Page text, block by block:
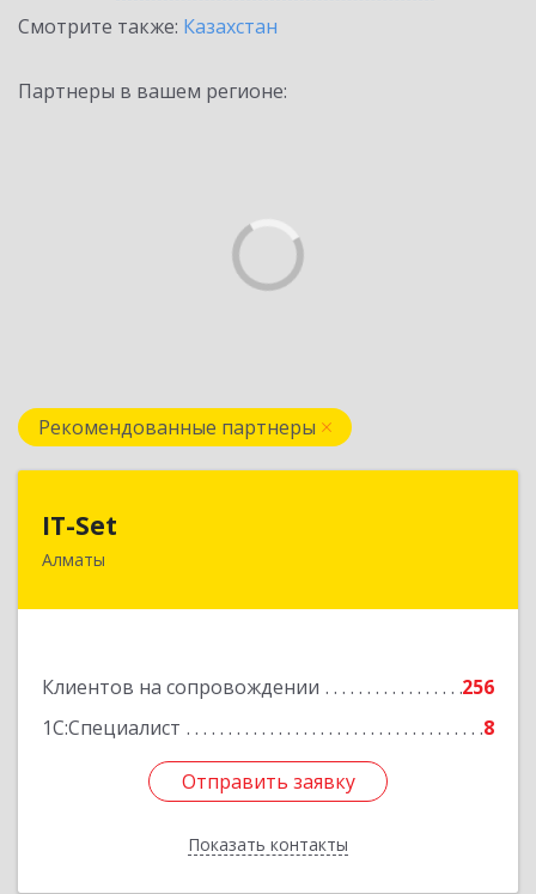
Смотрите также: Казахстан
Партнеры в вашем регионе:
Рекомендованные партнеры
IT-Set
Алматы
Клиентов на сопровождении
256
1С:Специалист
8
Отправить заявку
Показать контакты
Отправить заявку
Назад